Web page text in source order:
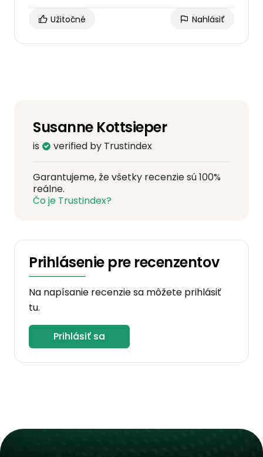
Užitočné Nahlásiť
Susanne Kottsieper
is verified by Trustindex
Garantujeme, že všetky recenzie sú 100%
reálne.
Čo je Trustindex?
Prihlásenie pre recenzentov
Na napísanie recenzie sa môžete prihlásiť
tu.
Prihlásiť sa